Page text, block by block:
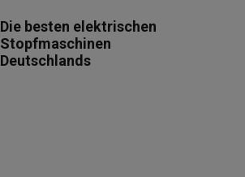
Die besten elektrischen
Stopfmaschinen
Deutschlands